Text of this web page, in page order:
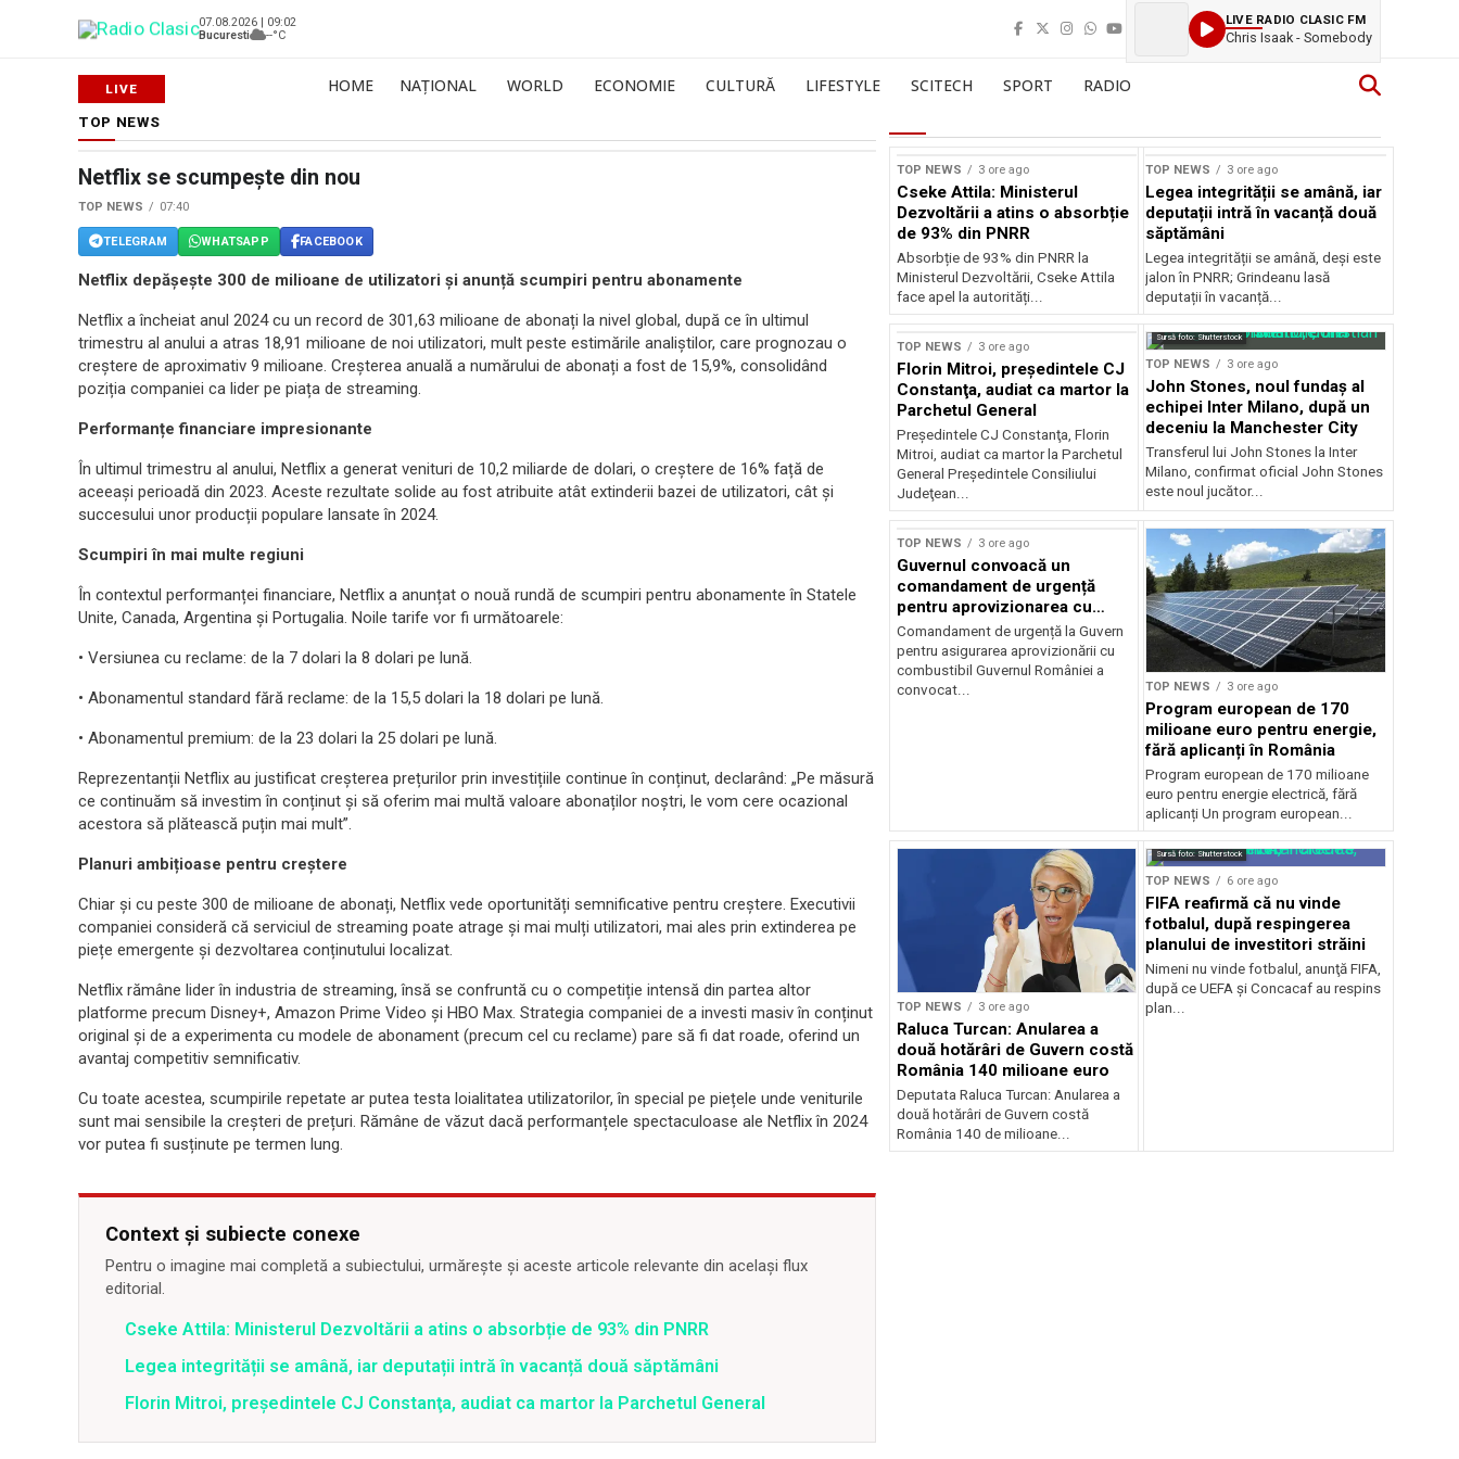
07.08.2026 | 09:02
Bucuresti
--°C
LIVE RADIO CLASIC FM
Chris Isaak - Somebody
HOME NAȚIONAL WORLD ECONOMIE CULTURĂ LIFESTYLE SCITECH SPORT RADIO
TOP NEWS
Netflix se scumpește din nou
TOP NEWS 07:40
TELEGRAM WHATSAPP FACEBOOK
Netflix depășește 300 de milioane de utilizatori și anunță scumpiri pentru abonamente
Netflix a încheiat anul 2024 cu un record de 301,63 milioane de abonați la nivel global, după ce în ultimul
trimestru al anului a atras 18,91 milioane de noi utilizatori, mult peste estimările analiștilor, care prognozau o
creștere de aproximativ 9 milioane. Creșterea anuală a numărului de abonați a fost de 15,9%, consolidând
poziția companiei ca lider pe piața de streaming.
Performanțe financiare impresionante
În ultimul trimestru al anului, Netflix a generat venituri de 10,2 miliarde de dolari, o creștere de 16% față de
aceeași perioadă din 2023. Aceste rezultate solide au fost atribuite atât extinderii bazei de utilizatori, cât și
succesului unor producții populare lansate în 2024.
Scumpiri în mai multe regiuni
În contextul performanței financiare, Netflix a anunțat o nouă rundă de scumpiri pentru abonamente în Statele
Unite, Canada, Argentina și Portugalia. Noile tarife vor fi următoarele:
• Versiunea cu reclame: de la 7 dolari la 8 dolari pe lună.
• Abonamentul standard fără reclame: de la 15,5 dolari la 18 dolari pe lună.
• Abonamentul premium: de la 23 dolari la 25 dolari pe lună.
Reprezentanții Netflix au justificat creșterea prețurilor prin investițiile continue în conținut, declarând: „Pe măsură
ce continuăm să investim în conținut și să oferim mai multă valoare abonaților noștri, le vom cere ocazional
acestora să plătească puțin mai mult”.
Planuri ambițioase pentru creștere
Chiar și cu peste 300 de milioane de abonați, Netflix vede oportunități semnificative pentru creștere. Executivii
companiei consideră că serviciul de streaming poate atrage și mai mulți utilizatori, mai ales prin extinderea pe
piețe emergente și dezvoltarea conținutului localizat.
Netflix rămâne lider în industria de streaming, însă se confruntă cu o competiție intensă din partea altor
platforme precum Disney+, Amazon Prime Video și HBO Max. Strategia companiei de a investi masiv în conținut
original și de a experimenta cu modele de abonament (precum cel cu reclame) pare să fi dat roade, oferind un
avantaj competitiv semnificativ.
Cu toate acestea, scumpirile repetate ar putea testa loialitatea utilizatorilor, în special pe piețele unde veniturile
sunt mai sensibile la creșteri de prețuri. Rămâne de văzut dacă performanțele spectaculoase ale Netflix în 2024
vor putea fi susținute pe termen lung.
Context și subiecte conexe
Pentru o imagine mai completă a subiectului, urmărește și aceste articole relevante din același flux
editorial.
Cseke Attila: Ministerul Dezvoltării a atins o absorbție de 93% din PNRR
Legea integrității se amână, iar deputații intră în vacanță două săptămâni
Florin Mitroi, preşedintele CJ Constanţa, audiat ca martor la Parchetul General
TOP NEWS 3 ore ago
Cseke Attila: Ministerul
Dezvoltării a atins o absorbție
de 93% din PNRR
Absorbție de 93% din PNRR la
Ministerul Dezvoltării, Cseke Attila
face apel la autorități...
TOP NEWS 3 ore ago
Legea integrității se amână, iar
deputații intră în vacanță două
săptămâni
Legea integrității se amână, deși este
jalon în PNRR; Grindeanu lasă
deputații în vacanță...
TOP NEWS 3 ore ago
Florin Mitroi, preşedintele CJ
Constanţa, audiat ca martor la
Parchetul General
Preşedintele CJ Constanţa, Florin
Mitroi, audiat ca martor la Parchetul
General Preşedintele Consiliului
Judeţean...
Sursă foto: Shutterstock
TOP NEWS 3 ore ago
John Stones, noul fundaș al
echipei Inter Milano, după un
deceniu la Manchester City
Transferul lui John Stones la Inter
Milano, confirmat oficial John Stones
este noul jucător...
TOP NEWS 3 ore ago
Guvernul convoacă un
comandament de urgență
pentru aprovizionarea cu
combustibil
Comandament de urgență la Guvern
pentru asigurarea aprovizionării cu
combustibil Guvernul României a
convocat...
TOP NEWS 3 ore ago
Program european de 170
milioane euro pentru energie,
fără aplicanți în România
Program european de 170 milioane
euro pentru energie electrică, fără
aplicanți Un program european...
TOP NEWS 3 ore ago
Raluca Turcan: Anularea a
două hotărâri de Guvern costă
România 140 milioane euro
Deputata Raluca Turcan: Anularea a
două hotărâri de Guvern costă
România 140 de milioane...
Sursă foto: Shutterstock
TOP NEWS 6 ore ago
FIFA reafirmă că nu vinde
fotbalul, după respingerea
planului de investitori străini
Nimeni nu vinde fotbalul, anunţă FIFA,
după ce UEFA şi Concacaf au respins
plan...